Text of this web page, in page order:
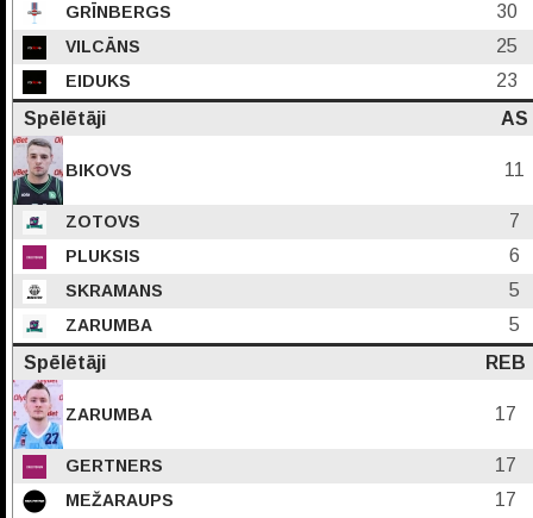
GRĪNBERGS 30
VILCĀNS 25
EIDUKS
23
Spēlētāji
AS
BIKOVS 11
ZOTOVS 7
PLUKSIS 6
SKRAMANS 5
ZARUMBA
5
Spēlētāji
REB
ZARUMBA 17
GERTNERS 17
MEŽARAUPS 17